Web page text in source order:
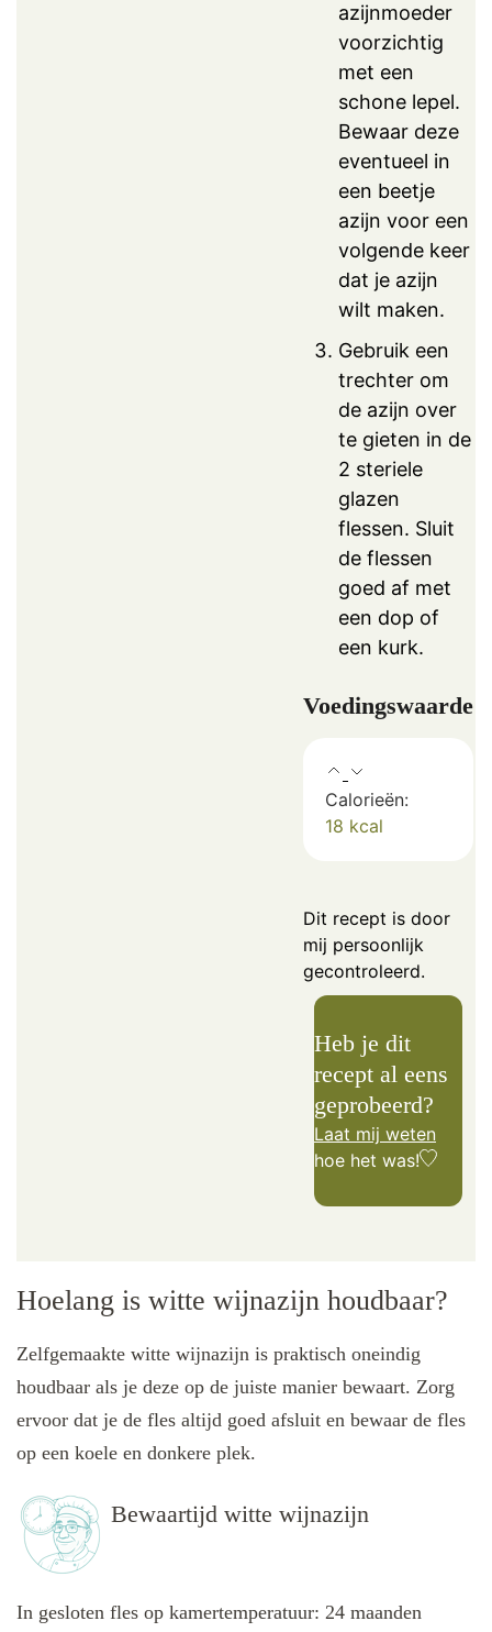
azijnmoeder
voorzichtig
met een
schone lepel.
Bewaar deze
eventueel in
een beetje
azijn voor een
volgende keer
dat je azijn
wilt maken.
Gebruik een
trechter om
de azijn over
te gieten in de
2 steriele
glazen
flessen. Sluit
de flessen
goed af met
een dop of
een kurk.
Voedingswaarde
Calorieën:
18 kcal
Dit recept is door
mij persoonlijk
gecontroleerd.
Heb je dit
recept al eens
geprobeerd?
Laat mij weten
hoe het was!
Hoelang is witte wijnazijn houdbaar?
Zelfgemaakte witte wijnazijn is praktisch oneindig
houdbaar als je deze op de juiste manier bewaart. Zorg
ervoor dat je de fles altijd goed afsluit en bewaar de fles
op een koele en donkere plek.
Bewaartijd witte wijnazijn
In gesloten fles op kamertemperatuur: 24 maanden